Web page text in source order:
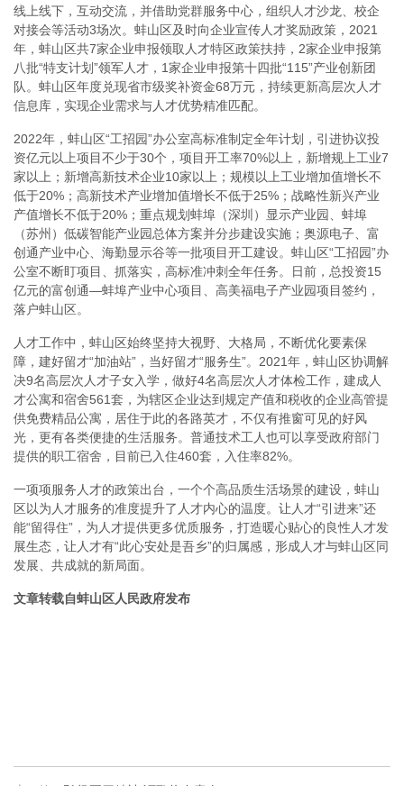
线上线下，互动交流，并借助党群服务中心，组织人才沙龙、校企
对接会等活动3场次。蚌山区及时向企业宣传人才奖励政策，2021
年，蚌山区共7家企业申报领取人才特区政策扶持，2家企业申报第
八批“特支计划”领军人才，1家企业申报第十四批“115”产业创新团
队。蚌山区年度兑现省市级奖补资金68万元，持续更新高层次人才
信息库，实现企业需求与人才优势精准匹配。
2022年，蚌山区“工招园”办公室高标准制定全年计划，引进协议投
资亿元以上项目不少于30个，项目开工率70%以上，新增规上工业7
家以上；新增高新技术企业10家以上；规模以上工业增加值增长不
低于20%；高新技术产业增加值增长不低于25%；战略性新兴产业
产值增长不低于20%；重点规划蚌埠（深圳）显示产业园、蚌埠
（苏州）低碳智能产业园总体方案并分步建设实施；奥源电子、富
创通产业中心、海勤显示谷等一批项目开工建设。蚌山区“工招园”办
公室不断盯项目、抓落实，高标准冲刺全年任务。日前，总投资15
亿元的富创通—蚌埠产业中心项目、高美福电子产业园项目签约，
落户蚌山区。
人才工作中，蚌山区始终坚持大视野、大格局，不断优化要素保
障，建好留才“加油站”，当好留才“服务生”。2021年，蚌山区协调解
决9名高层次人才子女入学，做好4名高层次人才体检工作，建成人
才公寓和宿舍561套，为辖区企业达到规定产值和税收的企业高管提
供免费精品公寓，居住于此的各路英才，不仅有推窗可见的好风
光，更有各类便捷的生活服务。普通技术工人也可以享受政府部门
提供的职工宿舍，目前已入住460套，入住率82%。
一项项服务人才的政策出台，一个个高品质生活场景的建设，蚌山
区以为人才服务的准度提升了人才内心的温度。让人才“引进来”还
能“留得住”，为人才提供更多优质服务，打造暖心贴心的良性人才发
展生态，让人才有“此心安处是吾乡”的归属感，形成人才与蚌山区同
发展、共成就的新局面。
文章转载自蚌山区人民政府发布